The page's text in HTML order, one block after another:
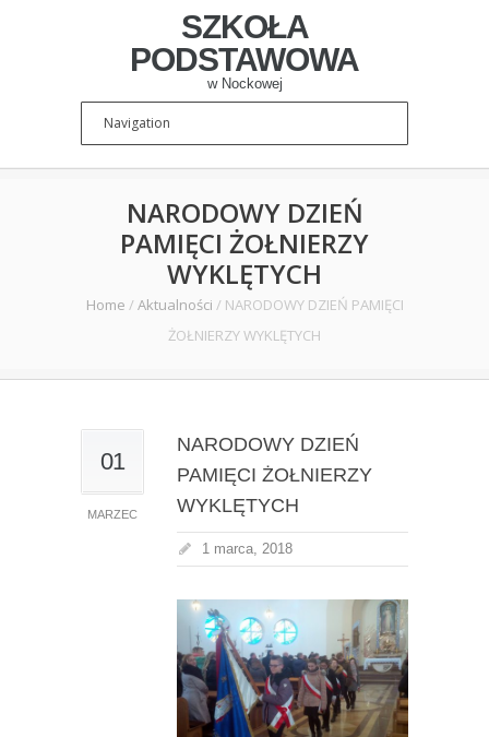
SZKOŁA
PODSTAWOWA
w Nockowej
NARODOWY DZIEŃ
PAMIĘCI ŻOŁNIERZY
WYKLĘTYCH
Home / Aktualności / NARODOWY DZIEŃ PAMIĘCI
ŻOŁNIERZY WYKLĘTYCH
01
MARZEC
NARODOWY DZIEŃ
PAMIĘCI ŻOŁNIERZY
WYKLĘTYCH
1 marca, 2018